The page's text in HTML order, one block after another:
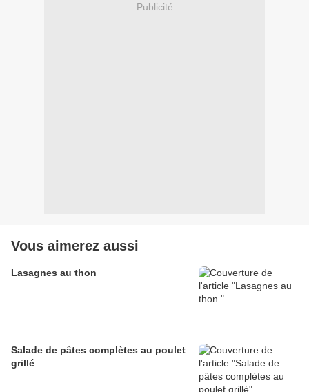
Publicité
Vous aimerez aussi
Lasagnes au thon
Salade de pâtes complètes au poulet
grillé